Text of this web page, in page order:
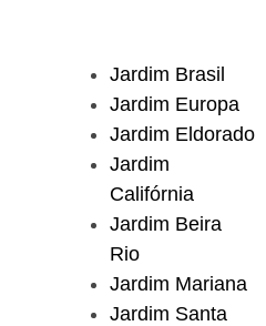
Jardim Brasil
Jardim Europa
Jardim Eldorado
Jardim
Califórnia
Jardim Beira
Rio
Jardim Mariana
Jardim Santa